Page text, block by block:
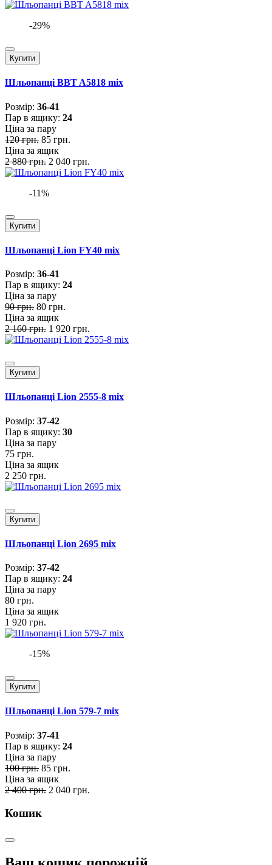
-29%
Купити
Шльопанці BBT A5818 mix
Розмiр: 36-41
Пар в ящику: 24
Ціна за пару
120 грн. 85 грн.
Ціна за ящик
2 880 грн. 2 040 грн.
-11%
Купити
Шльопанці Lion FY40 mix
Розмiр: 36-41
Пар в ящику: 24
Ціна за пару
90 грн. 80 грн.
Ціна за ящик
2 160 грн. 1 920 грн.
Купити
Шльопанці Lion 2555-8 mix
Розмiр: 37-42
Пар в ящику: 30
Ціна за пару
75 грн.
Ціна за ящик
2 250 грн.
Купити
Шльопанці Lion 2695 mix
Розмiр: 37-42
Пар в ящику: 24
Ціна за пару
80 грн.
Ціна за ящик
1 920 грн.
-15%
Купити
Шльопанці Lion 579-7 mix
Розмiр: 37-41
Пар в ящику: 24
Ціна за пару
100 грн. 85 грн.
Ціна за ящик
2 400 грн. 2 040 грн.
Кошик